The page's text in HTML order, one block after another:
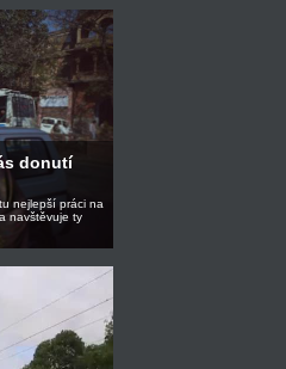
donutí
nejlepší práci na
navštěvuje ty